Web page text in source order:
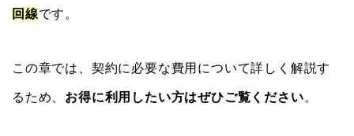
回線です。
この章では、契約に必要な費用について詳しく解説す
るため、 お得に利用したい方はぜひご覧ください。